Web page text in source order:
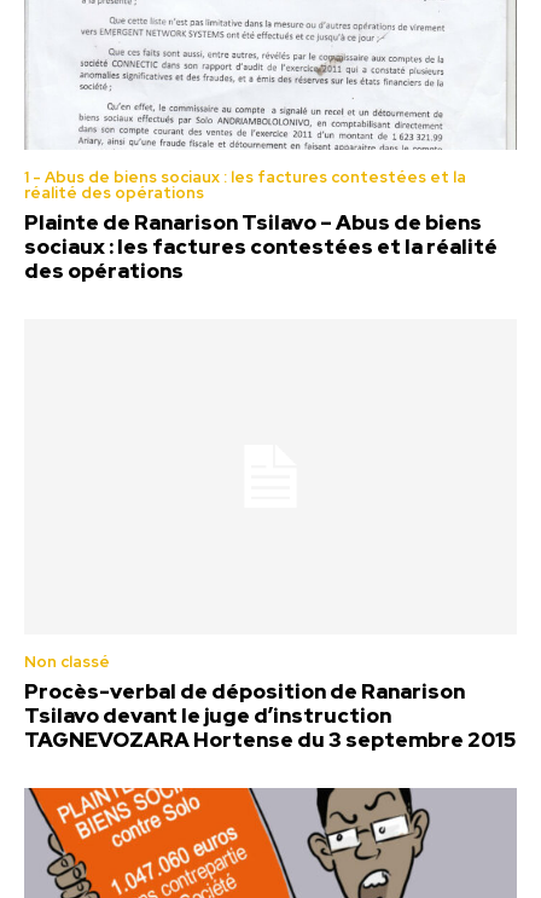
1 - Abus de biens sociaux : les factures contestées et la
réalité des opérations
Plainte de Ranarison Tsilavo – Abus de biens
sociaux : les factures contestées et la réalité
des opérations
Non classé
Procès-verbal de déposition de Ranarison
Tsilavo devant le juge d’instruction
TAGNEVOZARA Hortense du 3 septembre 2015